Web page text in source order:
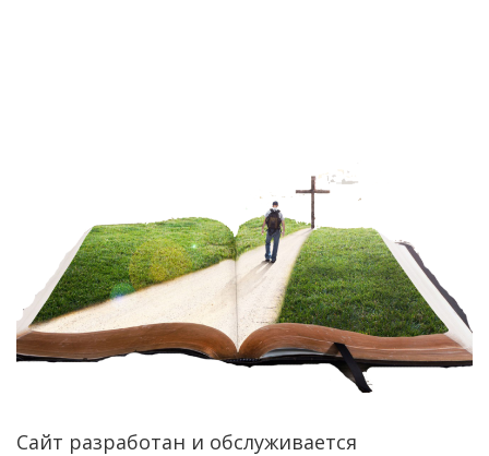
Сайт разработан и обслуживается